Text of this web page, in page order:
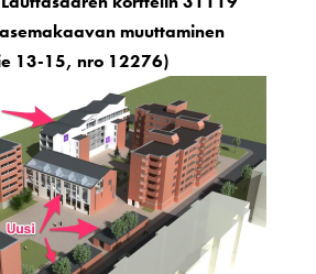
muuttaminen
13-15, nro 12276)